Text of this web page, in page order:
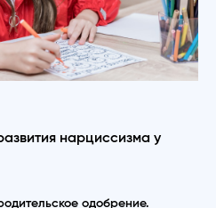
нарциссизма у
одобрение.